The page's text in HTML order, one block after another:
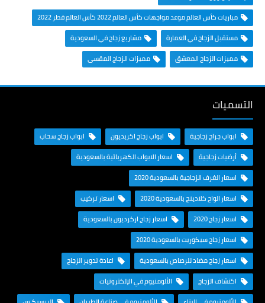
مباريات كأس العالم موعد مواجهات كأس العالم 2022 كأس العالم قطر 2022
مستقبل الزجاج في العمارة
مشاريع زجاج في السعودية
مميزات الزجاج المعشق
مميزات الزجاج المقسى
التسميات
ابواب جراج زجاجية ابواب زجاج اكريديون
ابواب زجاج سحاب
أرضيات زجاجية
اسعار الابواب الكهربائية بالسعودية
اسعار الغرف الزجاجية بالسعودية 2020
اسعار الواح كلادينج بالسعودية 2020
اسعار تركيب
اسعار زجاج 2020
اسعار زجاج اركرديون بالسعودية
اسعار زجاج سيكوريت بالسعودية 2020
اسعار زجاج مضاد للرصاص بالسعودية
اعادة تدوير الزجاج
اكتشاف الزجاج
الألومنيوم في الإلكترونيات